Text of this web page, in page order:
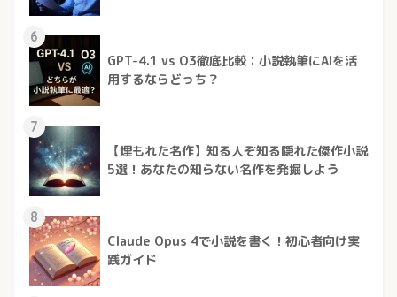
6
GPT-4.1 vs O3徹底比較：小説執筆にAIを活
用するならどっち？
7
【埋もれた名作】知る人ぞ知る隠れた傑作小説
5選！あなたの知らない名作を発掘しよう
8
Claude Opus 4で小説を書く！初心者向け実
践ガイド